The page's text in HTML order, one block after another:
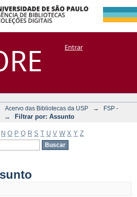
por:
Manakin + CoriscoEntrar
Acervo das Bibliotecas da USP →
FSP -
→ Filtrar por: Assunto
N O P Q R S T U V W X Y Z